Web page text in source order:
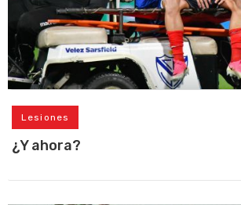
Lesiones
¿Y ahora?